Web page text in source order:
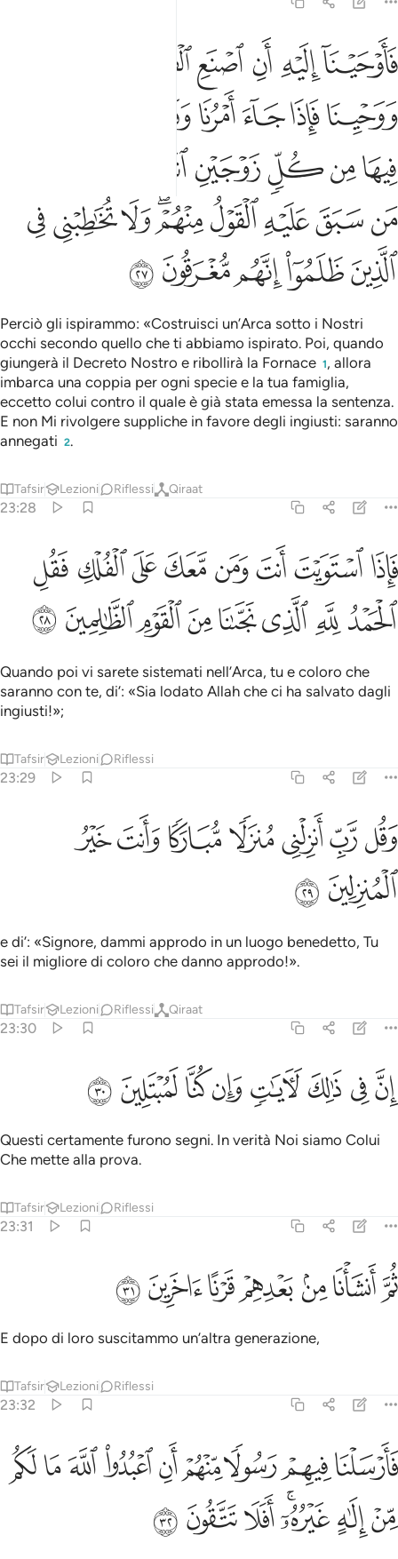
فاوحينا اليه ان اصنع الفلك باعيننا ووحينا فاذا جاء امرنا وفار
فَأَوْحَيْنَآ إِلَيْهِ أَنِ ٱصْنَعِ ٱلْفُلْكَ بِأَعْيُنِنَا وَوَحْيِنَا فَإِذَا جَآءَ أَمْرُنَا
ﲼﲽﲾﲿﳀ
ﳂﳃﳄﳅﳆ
ﳉﳊﳋﳌﳍ
ﳐﳑﳒﳓﳔﳕﳖﳗﳘ
ﳙﳚﳛﳜﳝ
Perciò gli ispirammo: «Costruisci un’Arca sotto i Nostri
occhi secondo quello che ti abbiamo ispirato. Poi, quando
giungerà il Decreto Nostro e ribollirà la Fornace 1, allora
imbarca una coppia per ogni specie e la tua famiglia,
eccetto colui contro il quale è già stata emessa la sentenza.
E non Mi rivolgere suppliche in favore degli ingiusti: saranno
annegati 2.
Tafsir Lezioni Riflessi Qiraat
23:28
فاذا استويت انت ومن معك على الفلك فقل الحمد لله الذي نجانا من
فَإِذَا ٱسْتَوَيْتَ أَنتَ وَمَن مَّعَكَ عَلَى ٱلْفُلْكِ فَقُلِ ٱلْحَمْدُ لِلَّهِ
ﱁﱂﱃﱄﱅﱆﱇﱈ
ﱉﱊﱋﱌﱍﱎﱏﱐ
Quando poi vi sarete sistemati nell’Arca, tu e coloro che
saranno con te, di’: «Sia lodato Allah che ci ha salvato dagli
ingiusti!»;
Tafsir Lezioni Riflessi
23:29
وقل رب انزلني منزلا مباركا وانت خير المنزلين ٢٩
وَقُل رَّبِّ أَنزِلْنِى مُنزَلًۭا مُّبَارَكًۭا وَأَنتَ خَيْرُ ٱلْمُنزِلِينَ ٢٩
ﱑﱒﱓﱔﱕﱖﱗ
ﱘﱙ
e di’: «Signore, dammi approdo in un luogo benedetto, Tu
sei il migliore di coloro che danno approdo!».
Tafsir Lezioni Riflessi Qiraat
23:30
ان في ذالك لايات وان كنا لمبتلين ٣٠
إِنَّ فِى ذَٰلِكَ لَـَٔايَـٰتٍۢ وَإِن كُنَّا لَمُبْتَلِينَ ٣٠
ﱚﱛﱜﱝﱞﱟﱠﱡ
Questi certamente furono segni. In verità Noi siamo Colui
Che mette alla prova.
Tafsir Lezioni Riflessi
23:31
ثم انشانا من بعدهم قرنا اخرين ٣١
ثُمَّ أَنشَأْنَا مِنۢ بَعْدِهِمْ قَرْنًا ءَاخَرِينَ ٣١
ﱢﱣﱤﱥﱦﱧﱨ
E dopo di loro suscitammo un’altra generazione,
Tafsir Lezioni Riflessi
23:32
فارسلنا فيهم رسولا منهم ان اعبدوا الله ما لكم من الاه غيره افلا تتقون
فَأَرْسَلْنَا فِيهِمْ رَسُولًۭا مِّنْهُمْ أَنِ ٱعْبُدُوا۟ ٱللَّهَ مَا لَكُم مِّنْ إِلَـٰهٍ غَيْرُهُۥٓ ۖ أَفَلَا
ﱩﱪﱫﱬﱭﱮﱯﱰﱱ
ﱲﱳﱴﱵﱶﱷﱸ